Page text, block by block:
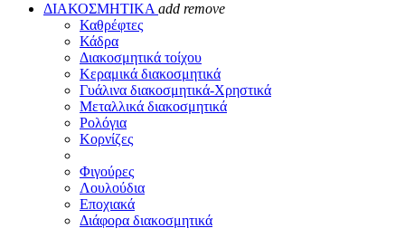
ΔΙΑΚΟΣΜΗΤΙΚΑ add remove
Καθρέφτες
Κάδρα
Διακοσμητικά τοίχου
Κεραμικά διακοσμητικά
Γυάλινα διακοσμητικά-Χρηστικά
Μεταλλικά διακοσμητικά
Ρολόγια
Κορνίζες
Φιγούρες
Λουλούδια
Εποχιακά
Διάφορα διακοσμητικά